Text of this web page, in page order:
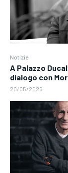
Notizie
A Palazzo
dialogo con
20/05/2026